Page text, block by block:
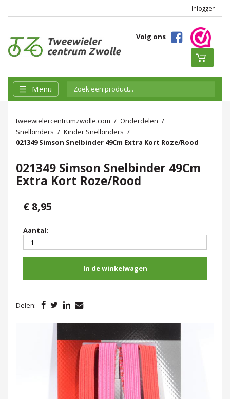
Inloggen
Volg ons
Menu
tweewielercentrumzwolle.com
Onderdelen
Snelbinders
Kinder Snelbinders
021349 Simson Snelbinder 49Cm Extra Kort Roze/Rood
021349 Simson Snelbinder 49Cm
Extra Kort Roze/Rood
€ 8,95
Aantal:
In de winkelwagen
Delen: